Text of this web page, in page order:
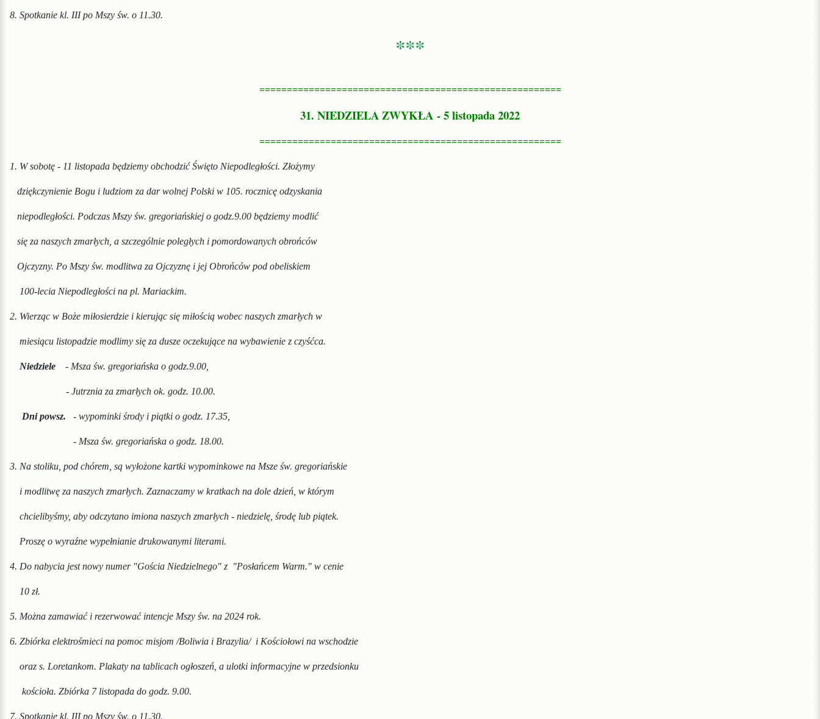
8. Spotkanie kl. III po Mszy św. o 11.30.
***
=======================================================
31. NIEDZIELA ZWYKŁA - 5 listopada 2022
=======================================================
1. W sobotę - 11 listopada będziemy obchodzić Święto Niepodległości. Złożymy
dziękczynienie Bogu i ludziom za dar wolnej Polski w 105. rocznicę odzyskania
niepodległości. Podczas Mszy św. gregoriańskiej o godz.9.00 będziemy modlić
się za naszych zmarłych, a szczególnie poległych i pomordowanych obrońców
Ojczyzny. Po Mszy św. modlitwa za Ojczyznę i jej Obrońców pod obeliskiem
100-lecia Niepodległości na pl. Mariackim.
2. Wierząc w Boże miłosierdzie i kierując się miłością wobec naszych zmarłych w
miesiącu listopadzie modlimy się za dusze oczekujące na wybawienie z czyśćca.
Niedziele - Msza św. gregoriańska o godz.9.00,
- Jutrznia za zmarłych ok. godz. 10.00.
Dnipowsz. - wypominki środy i piątki o godz. 17.35,
- Msza św. gregoriańska o godz. 18.00.
3. Na stoliku, pod chórem, są wyłożone kartki wypominkowe na Msze św. gregoriańskie
i modlitwę za naszych zmarłych. Zaznaczamy w kratkach na dole dzień, w którym
chcielibyśmy, aby odczytano imiona naszych zmarłych - niedzielę, środę lub piątek.
Proszę o wyraźne wypełnianie drukowanymi literami.
4. Do nabycia jest nowy numer "Gościa Niedzielnego" z "Posłańcem Warm." w cenie
10 zł.
5. Można zamawiać i rezerwować intencje Mszy św. na 2024 rok.
6. Zbiórka elektrośmieci na pomoc misjom /Boliwia i Brazylia/ i Kościołowi na wschodzie
oraz s. Loretankom. Plakaty na tablicach ogłoszeń, a ulotki informacyjne w przedsionku
kościoła. Zbiórka 7 listopada do godz. 9.00.
7. Spotkanie kl. III po Mszy św. o 11.30.